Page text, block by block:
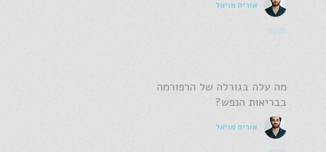
אוריה מויאל
מה עלה בגורלה של הרפורמה
בבריאות הנפש?
אוריה מויאל